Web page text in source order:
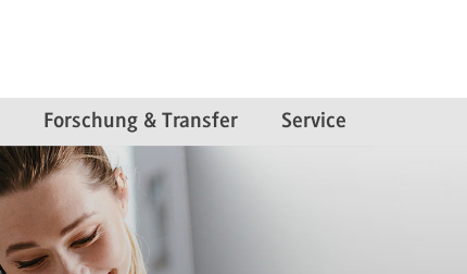
Forschung & Transfer Service